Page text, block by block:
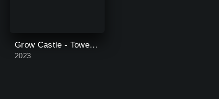
Grow Castle - Tower Defense
2023